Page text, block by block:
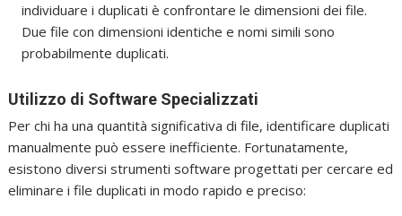
individuare i duplicati è confrontare le dimensioni dei file.
Due file con dimensioni identiche e nomi simili sono
probabilmente duplicati.
Utilizzo di Software Specializzati
Per chi ha una quantità significativa di file, identificare duplicati
manualmente può essere inefficiente. Fortunatamente,
esistono diversi strumenti software progettati per cercare ed
eliminare i file duplicati in modo rapido e preciso: